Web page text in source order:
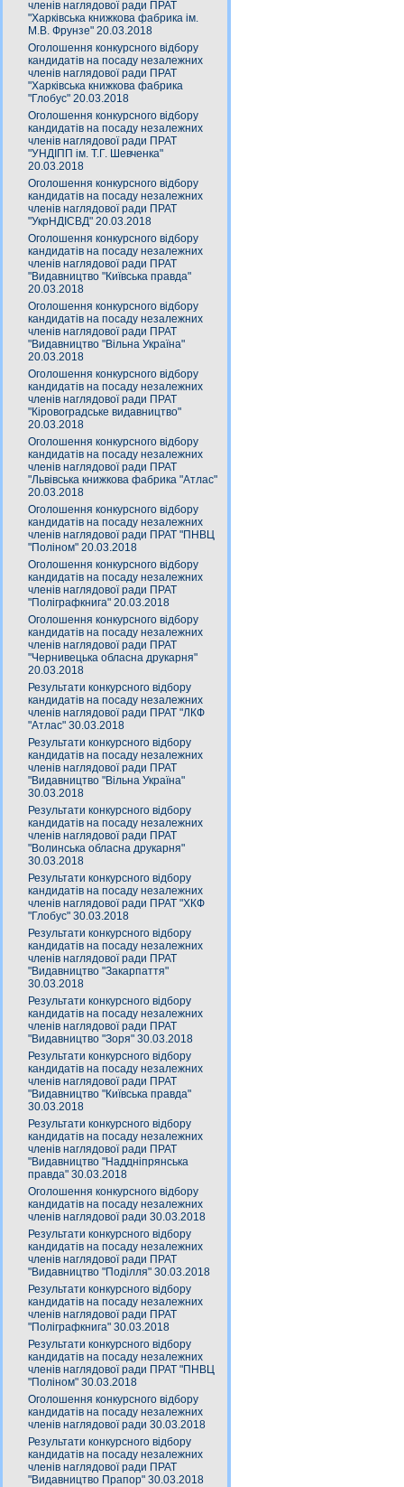
членів наглядової ради ПРАТ
"Харківська книжкова фабрика ім.
М.В. Фрунзе" 20.03.2018
Оголошення конкурсного відбору
кандидатів на посаду незалежних
членів наглядової ради ПРАТ
"Харківська книжкова фабрика
"Глобус" 20.03.2018
Оголошення конкурсного відбору
кандидатів на посаду незалежних
членів наглядової ради ПРАТ
"УНДІПП ім. Т.Г. Шевченка"
20.03.2018
Оголошення конкурсного відбору
кандидатів на посаду незалежних
членів наглядової ради ПРАТ
"УкрНДІСВД" 20.03.2018
Оголошення конкурсного відбору
кандидатів на посаду незалежних
членів наглядової ради ПРАТ
"Видавництво "Київська правда"
20.03.2018
Оголошення конкурсного відбору
кандидатів на посаду незалежних
членів наглядової ради ПРАТ
"Видавництво "Вільна Україна"
20.03.2018
Оголошення конкурсного відбору
кандидатів на посаду незалежних
членів наглядової ради ПРАТ
"Кіровоградське видавництво"
20.03.2018
Оголошення конкурсного відбору
кандидатів на посаду незалежних
членів наглядової ради ПРАТ
"Львівська книжкова фабрика "Атлас"
20.03.2018
Оголошення конкурсного відбору
кандидатів на посаду незалежних
членів наглядової ради ПРАТ "ПНВЦ
"Поліном" 20.03.2018
Оголошення конкурсного відбору
кандидатів на посаду незалежних
членів наглядової ради ПРАТ
"Поліграфкнига" 20.03.2018
Оголошення конкурсного відбору
кандидатів на посаду незалежних
членів наглядової ради ПРАТ
"Чернивецька обласна друкарня"
20.03.2018
Результати конкурсного відбору
кандидатів на посаду незалежних
членів наглядової ради ПРАТ "ЛКФ
"Атлас" 30.03.2018
Результати конкурсного відбору
кандидатів на посаду незалежних
членів наглядової ради ПРАТ
"Видавництво "Вільна Україна"
30.03.2018
Результати конкурсного відбору
кандидатів на посаду незалежних
членів наглядової ради ПРАТ
"Волинська обласна друкарня"
30.03.2018
Результати конкурсного відбору
кандидатів на посаду незалежних
членів наглядової ради ПРАТ "ХКФ
"Глобус" 30.03.2018
Результати конкурсного відбору
кандидатів на посаду незалежних
членів наглядової ради ПРАТ
"Видавництво "Закарпаття"
30.03.2018
Результати конкурсного відбору
кандидатів на посаду незалежних
членів наглядової ради ПРАТ
"Видавництво "Зоря" 30.03.2018
Результати конкурсного відбору
кандидатів на посаду незалежних
членів наглядової ради ПРАТ
"Видавництво "Київська правда"
30.03.2018
Результати конкурсного відбору
кандидатів на посаду незалежних
членів наглядової ради ПРАТ
"Видавництво "Наддніпрянська
правда" 30.03.2018
Оголошення конкурсного відбору
кандидатів на посаду незалежних
членів наглядової ради 30.03.2018
Результати конкурсного відбору
кандидатів на посаду незалежних
членів наглядової ради ПРАТ
"Видавництво "Поділля" 30.03.2018
Результати конкурсного відбору
кандидатів на посаду незалежних
членів наглядової ради ПРАТ
"Поліграфкнига" 30.03.2018
Результати конкурсного відбору
кандидатів на посаду незалежних
членів наглядової ради ПРАТ "ПНВЦ
"Поліном" 30.03.2018
Оголошення конкурсного відбору
кандидатів на посаду незалежних
членів наглядової ради 30.03.2018
Результати конкурсного відбору
кандидатів на посаду незалежних
членів наглядової ради ПРАТ
"Видавництво Прапор" 30.03.2018